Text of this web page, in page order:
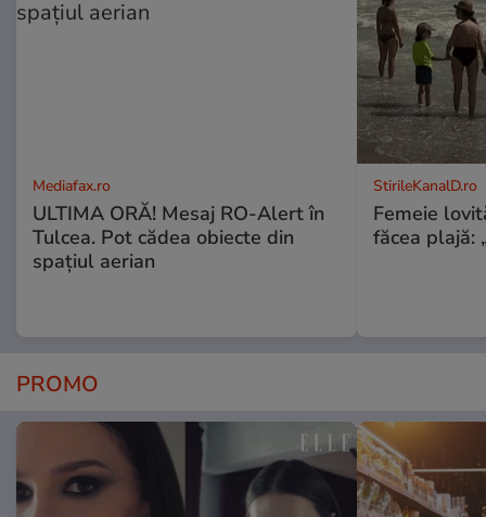
Mediafax.ro
ULTIMA ORĂ! Mesaj RO-Alert în
Tulcea. Pot cădea obiecte din
spațiul aerian
StirileKanalD.ro
Femeie
făcea plajă:
PROMO